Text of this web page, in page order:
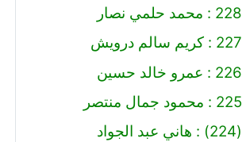
المراسم رقم (224) : هاني عبد الجواد